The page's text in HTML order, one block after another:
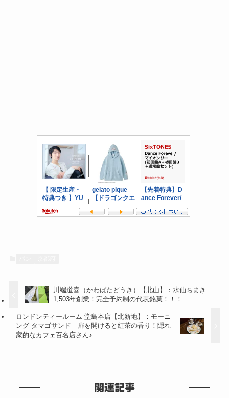
川端道喜（かわばたどうき）【北山】：水仙ちまき
1,503年創業！完全予約制の代表銘菓！！！
ロンドンティールーム 堂島本店【北新地】：モーニ
ング タマゴサンド 扉を開けると紅茶の香り！隠れ
家的なカフェ百名店さん♪
関連記事